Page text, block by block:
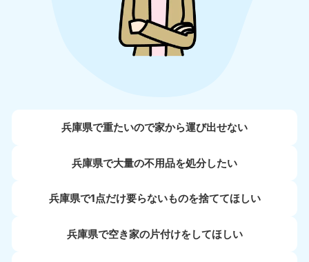
兵庫県で重たいので家から運び出せない
兵庫県で大量の不用品を処分したい
兵庫県で1点だけ要らないものを捨ててほしい
兵庫県で空き家の片付けをしてほしい